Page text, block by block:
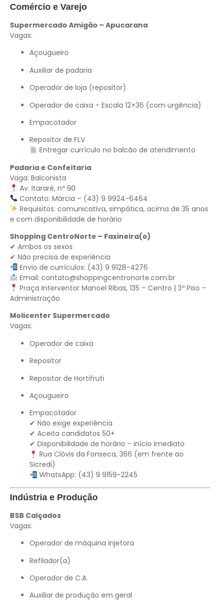
Comércio e Varejo
Supermercado Amigão – Apucarana
Vagas:
Açougueiro
Auxiliar de padaria
Operador de loja (repositor)
Operador de caixa – Escala 12×36 (com urgência)
Empacotador
Repositor de FLV
Entregar currículo no balcão de atendimento
Padaria e Confeitaria
Vaga: Balconista
Av. Itararé, nº 90
Contato: Márcia – (43) 9 9924-6464
Requisitos: comunicativa, simpática, acima de 35 anos
e com disponibilidade de horário
Shopping CentroNorte – Faxineira(o)
✔ Ambos os sexos
✔ Não precisa de experiência
Envio de currículos: (43) 9 9128-4276
Email: contato@shoppingcentronorte.com.br
Praça Interventor Manoel Ribas, 135 – Centro | 3º Piso –
Administração
Molicenter Supermercado
Vagas:
Operador de caixa
Repositor
Repositor de Hortifruti
Açougueiro
Empacotador
✔ Não exige experiência
✔ Aceita candidatos 50+
✔ Disponibilidade de horário – início imediato
Rua Clóvis da Fonseca, 366 (em frente ao
Sicredi)
WhatsApp: (43) 9 9159-2245
Indústria e Produção
BSB Calçados
Vagas:
Operador de máquina injetora
Refilador(a)
Operador de C.A.
Auxiliar de produção em geral